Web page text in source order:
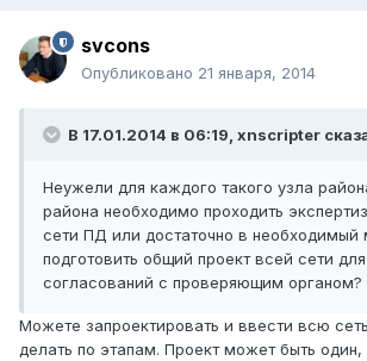
svcons
Опубликовано 21 января, 2014
В 17.01.2014 в 06:19, xnscripter
Неужели для каждого такого узла
района необходимо проходить
сети ПД или достаточно в необходимый
подготовить общий проект всей сети
согласований с проверяющим органом?
Можете запроектировать и ввести всю
делать по этапам. Проект может быть один,